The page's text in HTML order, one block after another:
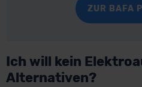
ZUR BAFA
Ich will kein
Alternativen?